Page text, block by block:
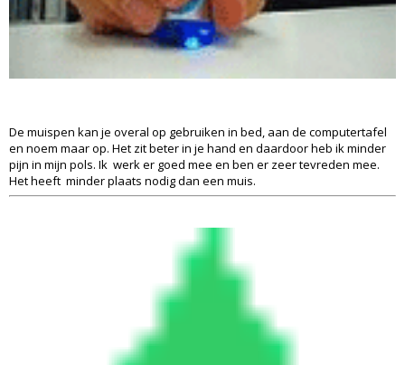
De muispen kan je overal op gebruiken in bed, aan de computertafel
en noem maar op. Het zit beter in je hand en daardoor heb ik minder
pijn in mijn pols. Ik werk er goed mee en ben er zeer tevreden mee.
Het heeft minder plaats nodig dan een muis.